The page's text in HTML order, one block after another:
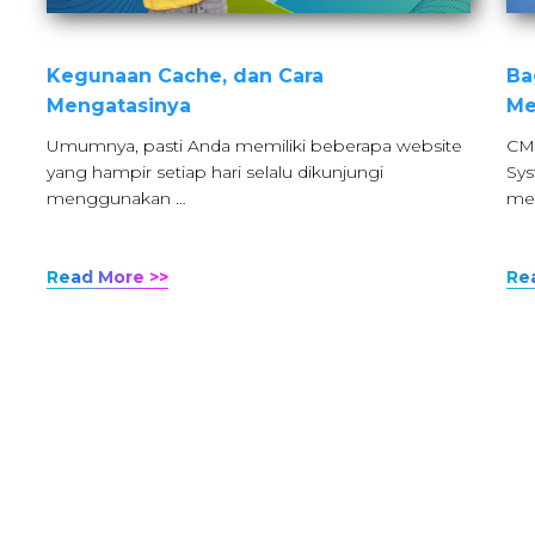
Kegunaan Cache, dan Cara
Mengatasinya
Umumnya, pasti Anda memiliki beberapa website
yang hampir setiap hari selalu dikunjungi
menggunakan …
Read More >>